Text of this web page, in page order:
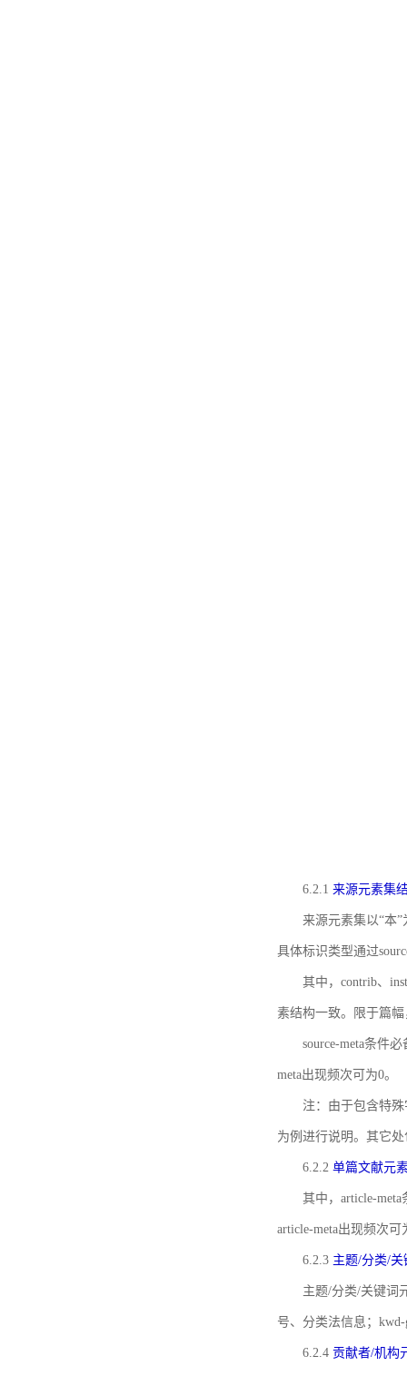
6.2.1 来源元素集
来源元素集以“本
具体标识类型通过
其中，contrib、
素结构一致。限于篇
source-meta条件
meta出现频次可为0。
注：由于包含特殊
为例进行说明。其它
6.2.2 单篇文献元
其中，article-
article-meta出现频次可
6.2.3 主题/分类/
主题/分类/关键词
号、分类法信息；
6.2.4 贡献者/机构